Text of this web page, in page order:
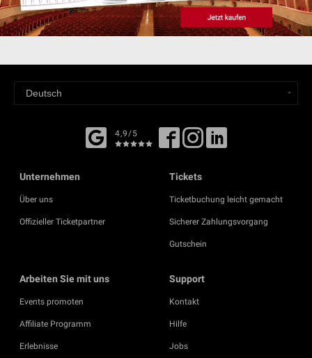
4,9/5
Unternehmen
Über uns
Offizieller Ticketpartner
Tickets
Ticketbuchung leicht gemacht
Sicherer Zahlungsvorgang
Gutschein
Arbeiten Sie mit uns
Events promoten
Affiliate Programm
Erlebnisse
Support
Kontakt
Hilfe
Jobs